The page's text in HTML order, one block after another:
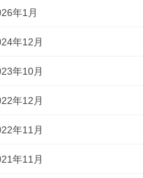
年1月
年12月
年10月
年12月
年11月
年11月